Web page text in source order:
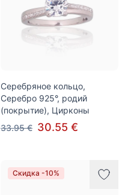
Серебряное кольцо,
Серебро 925°, родий
(покрытие), Цирконы
33.95 € 30.55 €
Скидка -10%